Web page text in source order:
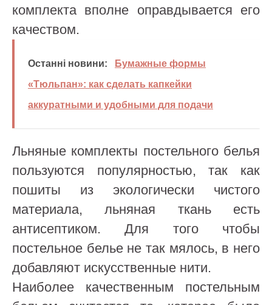
комплекта вполне оправдывается его
качеством.
Останні новини:
Бумажные формы
«Тюльпан»: как сделать капкейки
аккуратными и удобными для подачи
Льняные комплекты постельного белья
пользуются популярностью, так как
пошиты из экологически чистого
материала, льняная ткань есть
антисептиком. Для того чтобы
постельное белье не так мялось, в него
добавляют искусственные нити.
Наиболее качественным постельным